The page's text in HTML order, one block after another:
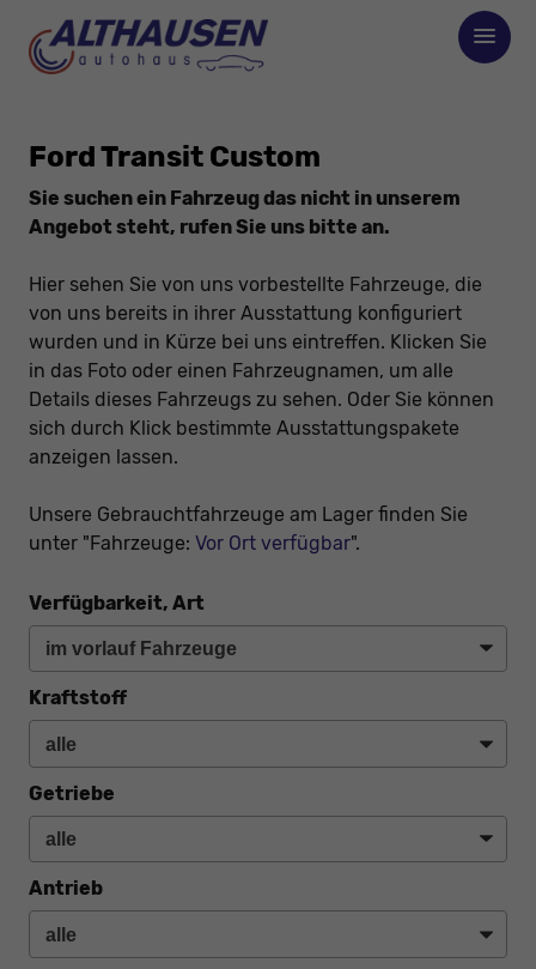
Ford Transit Custom
Sie suchen ein Fahrzeug das nicht in unserem
Angebot steht, rufen Sie uns bitte an.
Hier sehen Sie von uns vorbestellte Fahrzeuge, die
von uns bereits in ihrer Ausstattung konfiguriert
wurden und in Kürze bei uns eintreffen. Klicken Sie
in das Foto oder einen Fahrzeugnamen, um alle
Details dieses Fahrzeugs zu sehen. Oder Sie können
sich durch Klick bestimmte Ausstattungspakete
anzeigen lassen.
Unsere Gebrauchtfahrzeuge am Lager finden Sie
unter "Fahrzeuge: Vor Ort verfügbar".
Verfügbarkeit, Art
Kraftstoff
Getriebe
Antrieb